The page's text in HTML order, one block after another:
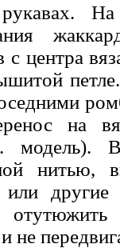
центра
на
модель).
нитью,
другие
не